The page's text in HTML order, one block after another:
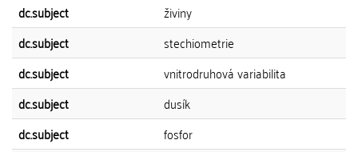
dc.subject
živiny
dc.subject
stechiometrie
dc.subject
vnitrodruhová variabilita
dc.subject
dusík
dc.subject
fosfor